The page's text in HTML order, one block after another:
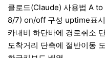
카내비 하단바에 경로취소